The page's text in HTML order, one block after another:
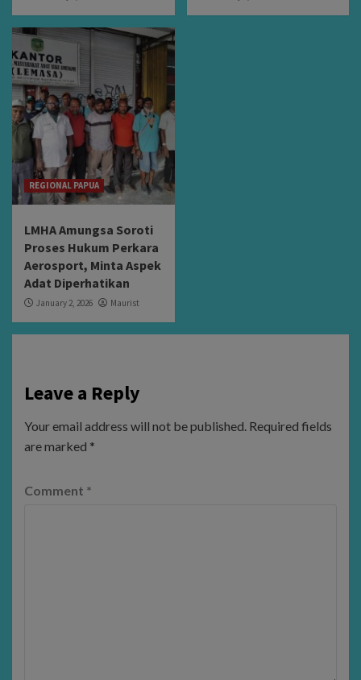
REGIONAL PAPUA
LMHA Amungsa Soroti
Proses Hukum Perkara
Aerosport, Minta Aspek
Adat Diperhatikan
January 2, 2026 Maurist
Leave a Reply
Your email address will not be published. Required fields
are marked *
Comment *